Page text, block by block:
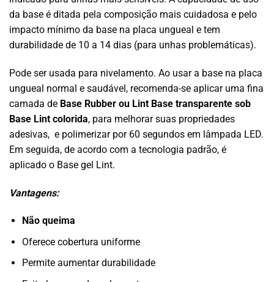
da base é ditada pela composição mais cuidadosa e pelo
impacto mínimo da base na placa ungueal e tem
durabilidade de 10 a 14 dias (para unhas problemáticas).
Pode ser usada para nivelamento. Ao usar a base na placa
ungueal normal e saudável, recomenda-se aplicar uma fina
camada de Base Rubber ou Lint Base transparente sob
Base Lint colorida, para melhorar suas propriedades
adesivas, e polimerizar por 60 segundos em lâmpada LED.
Em seguida, de acordo com a tecnologia padrão, é
aplicado o Base gel Lint.
Vantagens:
Não queima
Oferece cobertura uniforme
Permite aumentar durabilidade